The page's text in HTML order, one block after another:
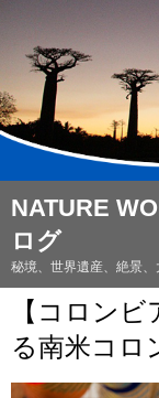
NATURE
ログ
秘境、世界遺産、絶景
【コロン
る南米コ